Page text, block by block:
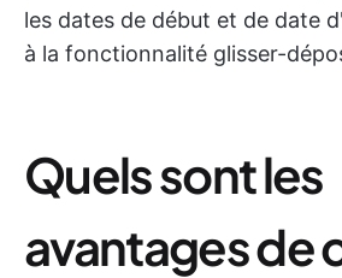
les dates de début et de date
à la fonctionnalité glisser-
Quels sont les
avantages de